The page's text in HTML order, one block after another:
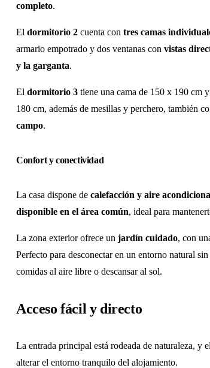
completo.
El dormitorio 2 cuenta con tres camas
armario empotrado y dos ventanas con vistas
y la garganta.
El dormitorio 3 tiene una cama de 150 x 190 cm
180 cm, además de mesillas y perchero, también
campo.
Confort y conectividad
La casa dispone de calefacción y aire
disponible en el área común, ideal para
La zona exterior ofrece un jardín cuidado, con
Perfecto para desconectar en un entorno natural
comidas al aire libre o descansar al sol.
Acceso fácil y directo
La entrada principal está rodeada de naturaleza, y el
alterar el entorno tranquilo del alojamiento.